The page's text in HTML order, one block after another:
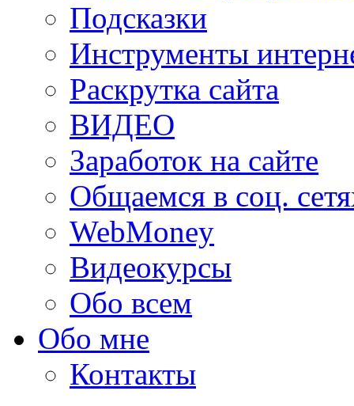
Подсказки
Инструменты
Раскрутка сайта
ВИДЕО
Заработок на сайте
Общаемся в соц.
WebMoney
Видеокурсы
Обо всем
Обо мне
Контакты